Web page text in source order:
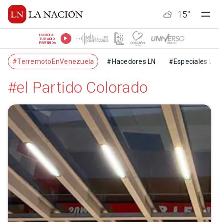
15°
ESCUCHÁ
TU RADIO
PREFERIDA
#TerremotoEnVenezuela #Hacedores LN #Especiales LN
#el Partido Colorado